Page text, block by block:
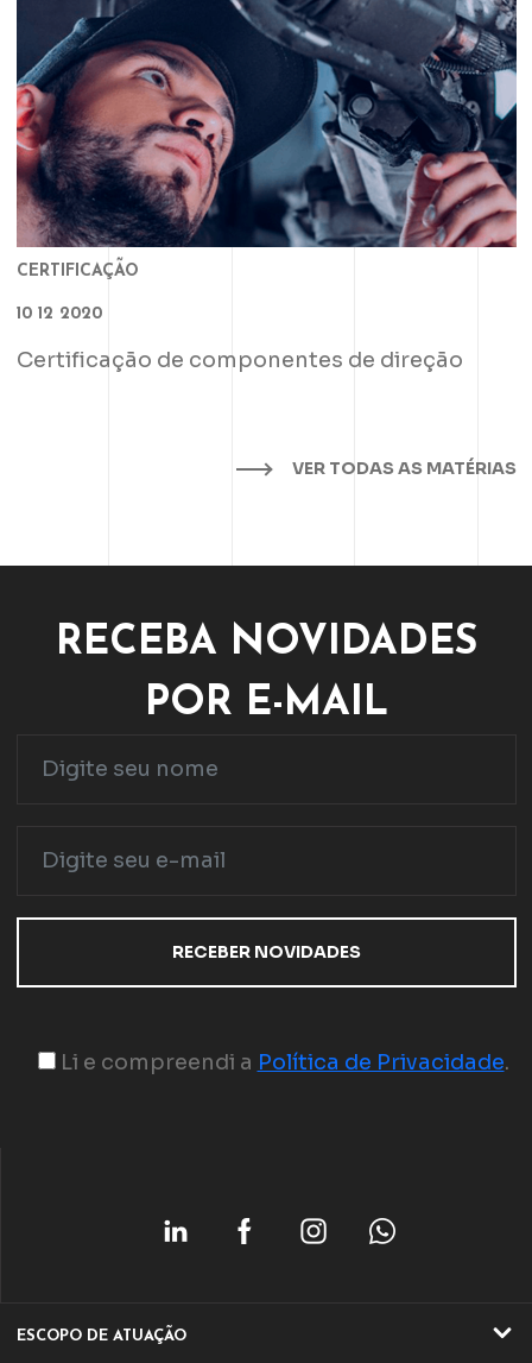
CERTIFICAÇÃO
10 12 2020
Certificação de componentes de direção
VER TODAS AS MATÉRIAS
RECEBA NOVIDADES
POR E-MAIL
Li e compreendi a Política de Privacidade.
ESCOPO DE ATUAÇÃO